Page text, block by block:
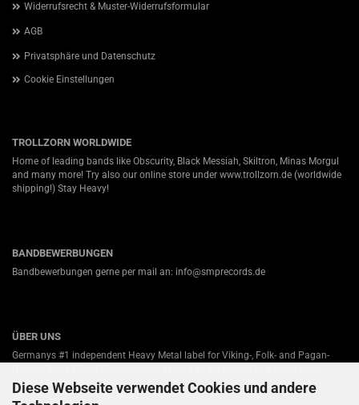
Diese Webseite verwendet Cookies und andere
Widerrufsrecht & Muster-Widerrufsformular
AGB
Privatsphäre und Datenschutz
Cookie Einstellungen
TROLLZORN WORLDWIDE
Home of leading bands like Obscurity, Black Messiah, Skiltron, Minas Morgul
and many more! Try also our online store under www.trollzorn.de (worldwide
shipping!) Stay Heavy!
BANDBEWERBUNGEN
Bandbewerbungen gerne per mail an: info@smprecords.de
ÜBER UNS
Germanys #1 independent Heavy Metal label for Viking-, Folk- and Pagan-
called Minden (Westfalia).